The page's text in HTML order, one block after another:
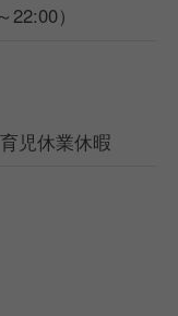
）
児休業休暇